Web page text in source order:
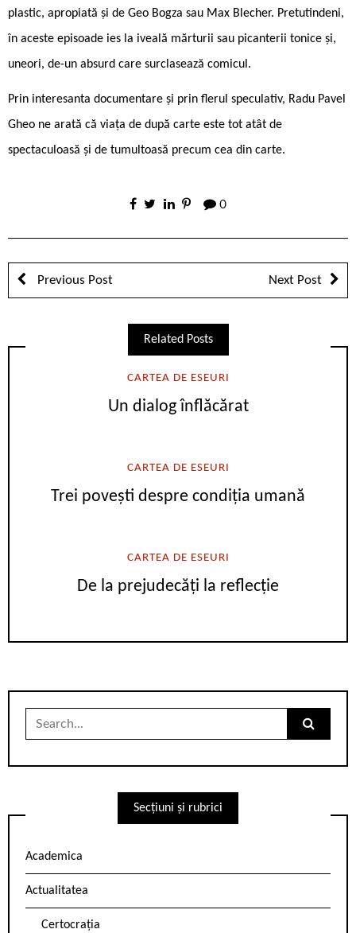
plastic, apropiată și de Geo Bogza sau Max Blecher. Pretutindeni,
în aceste episoade ies la iveală mărturii sau picanterii tonice și,
uneori, de-un absurd care surclasează comicul.
Prin interesanta documentare și prin flerul speculativ, Radu Pavel
Gheo ne arată că viața de după carte este tot atât de
spectaculoasă și de tumultoasă precum cea din carte.
0
Previous Post Next Post
Related Posts
CARTEA DE ESEURI
Un dialog înflăcărat
CARTEA DE ESEURI
Trei povești despre condiția umană
CARTEA DE ESEURI
De la prejudecăți la reflecție
Search
Secțiuni și rubrici
Academica
Actualitatea
Certocrația